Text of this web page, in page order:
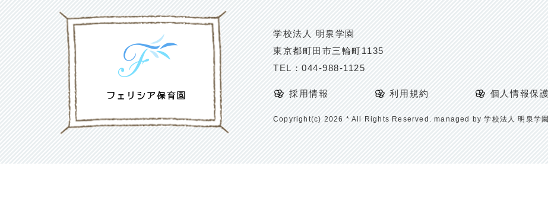
学校法人 明泉学園
東京都町田市三輪町1135
TEL： 044-988-1125
採用情報 利用規約 個人情報保
Copyright(c) 2026 * All Rights Reserved. managed by 学校法人 明泉学園